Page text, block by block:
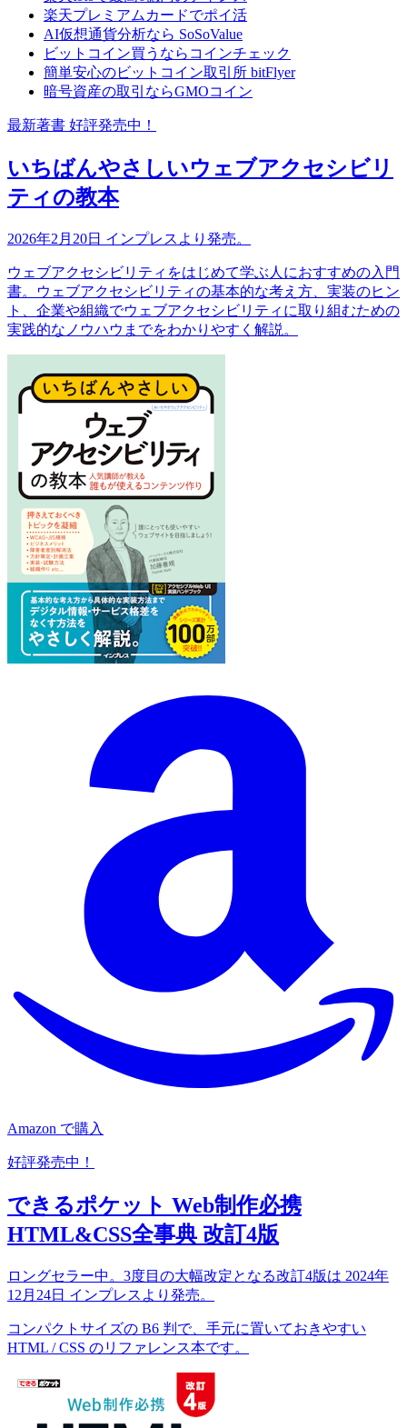
楽天プレミアムカードでポイ活
AI仮想通貨分析なら SoSoValue
ビットコイン買うならコインチェック
簡単安心のビットコイン取引所 bitFlyer
暗号資産の取引ならGMOコイン
最新著書 好評発売中！
いちばんやさしいウェブアクセシビリ
ティの教本
2026年2月20日 インプレスより発売。
ウェブアクセシビリティをはじめて学ぶ人におすすめの入門
書。ウェブアクセシビリティの基本的な考え方、実装のヒン
ト、企業や組織でウェブアクセシビリティに取り組むための
実践的なノウハウまでをわかりやすく解説。
Amazon で購入
好評発売中！
できるポケット Web制作必携
HTML&CSS全事典 改訂4版
ロングセラー中。3度目の大幅改定となる改訂4版は 2024年
12月24日 インプレスより発売。
コンパクトサイズの B6 判で、手元に置いておきやすい
HTML / CSS のリファレンス本です。